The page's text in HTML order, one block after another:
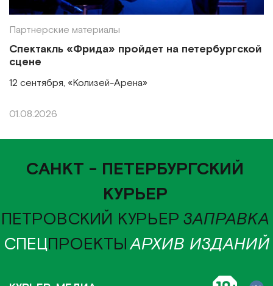
Партнерские материалы
Спектакль «Фрида» пройдет на петербургской
сцене
12 сентября, «Колизей-Арена»
01.08.2026
САНКТ - ПЕТЕРБУРГСКИЙ
КУРЬЕР
ПЕТРОВСКИЙ КУРЬЕР ЗАПРАВКА
СПЕЦПРОЕКТЫАРХИВ ИЗДАНИЙ